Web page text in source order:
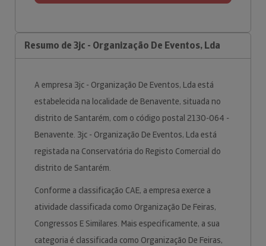
Resumo de 3jc - Organização De Eventos, Lda
A empresa 3jc - Organização De Eventos, Lda está
estabelecida na localidade de Benavente, situada no
distrito de Santarém, com o código postal 2130-064 -
Benavente. 3jc - Organização De Eventos, Lda está
registada na Conservatória do Registo Comercial do
distrito de Santarém.
Conforme a classificação CAE, a empresa exerce a
atividade classificada como Organização De Feiras,
Congressos E Similares. Mais especificamente, a sua
categoria é classificada como Organização De Feiras,